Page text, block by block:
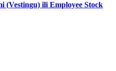
(Vestingu) ili Employee Stock